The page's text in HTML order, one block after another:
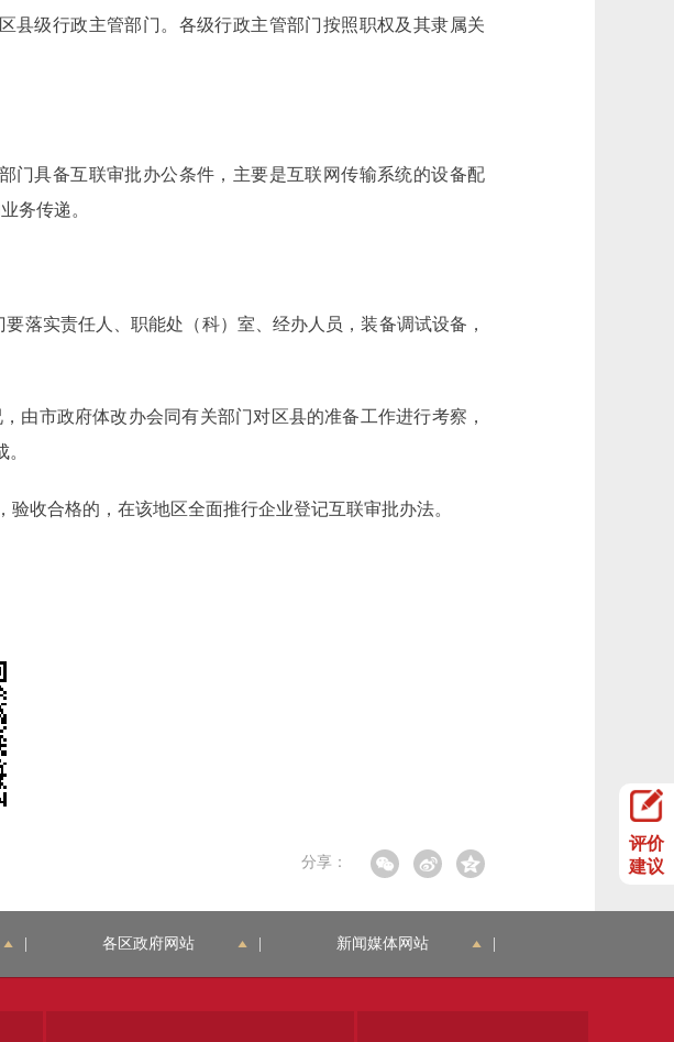
县级行政主管部门。各级行政主管部门按照职权及其隶属关
具备互联审批办公条件，主要是互联网传输系统的设备配
务传递。
实责任人、职能处（科）室、经办人员，装备调试设备，
市政府体改办会同有关部门对区县的准备工作进行考察，
收合格的，在该地区全面推行企业登记互联审批办法。
分享：
评价
建议
各区政府网站 新闻媒体网站